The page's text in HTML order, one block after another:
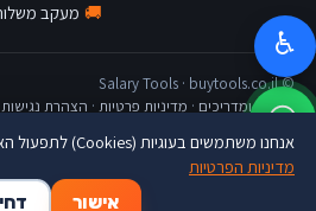
🚚 מעקב
© Salary Tools · buytools.co.il
כתבות ומדריכים · מדיניות פרטיות · הצהרת נגישות
♿
🛒
אנחנו משתמשים בעוגיות (Cookies) לתפעול האתר ולשיפור חוויית הגלישה.
מדיניות הפרטיות
אישור